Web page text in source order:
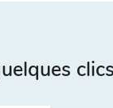
clics